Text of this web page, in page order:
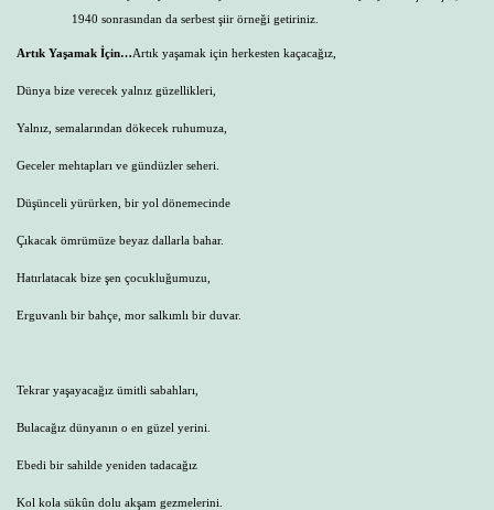
1940 sonrasından da serbest şiir örneği getiriniz.
Artık Yaşamak İçin…Artık yaşamak için herkesten kaçacağız,
Dünya bize verecek yalnız güzellikleri,
Yalnız, semalarından dökecek ruhumuza,
Geceler mehtapları ve gündüzler seheri.
Düşünceli yürürken, bir yol dönemecinde
Çıkacak ömrümüze beyaz dallarla bahar.
Hatırlatacak bize şen çocukluğumuzu,
Erguvanlı bir bahçe, mor salkımlı bir duvar.
Tekrar yaşayacağız ümitli sabahları,
Bulacağız dünyanın o en güzel yerini.
Ebedi bir sahilde yeniden tadacağız
Kol kola sükûn dolu akşam gezmelerini.